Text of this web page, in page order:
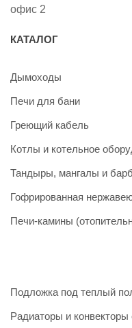
офис 2
КАТАЛОГ
Дымоходы
Печи для бани
Греющий кабель
Котлы и котельное
Тандыры, мангалы и
Гофрированная
Печи-камины
Подложка под теплый
Радиаторы и конвекторы